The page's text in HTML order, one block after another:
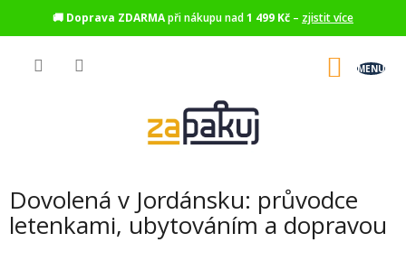
🚚 Doprava ZDARMApři nákupu nad1 499 Kč – zjistit více
Dovolená v Jordánsku: průvodce
letenkami, ubytováním a dopravou